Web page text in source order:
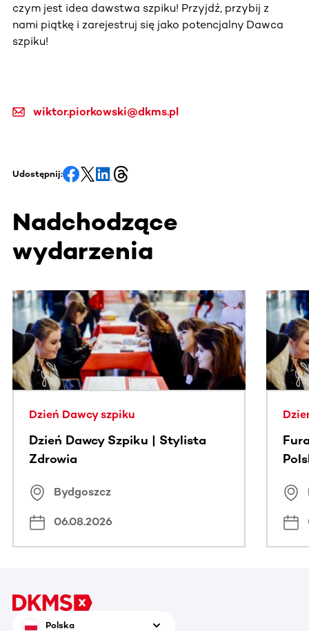
czym jest idea dawstwa szpiku! Przyjdź, przybij z
nami piątkę i zarejestruj się jako potencjalny Dawca
szpiku!
wiktor.piorkowski@dkms.pl
Udostępnij:
Nadchodzące
wydarzenia
Ta sekcja zawiera treści przewijane w poziomie. Użyj
Dzień Dawcy szpiku
Dzień Dawcy Szpiku | Stylista
Zdrowia
Bydgoszcz
06.08.2026
Polska